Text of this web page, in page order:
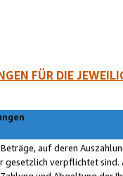
FÜR DIE
auf deren
gesetzlich verpflichtet